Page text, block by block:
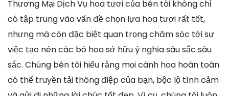
Thương Mại Dịch Vụ hoa tươi của bên tôi không chỉ
có tập trung vào vấn đề chọn lựa hoa tươi rất tốt,
nhưng mà còn đặc biệt quan trọng chăm sóc tới sự
việc tạo nên các bó hoa sở hữu ý nghĩa sâu sắc sâu
sắc. Chúng bên tôi hiểu rằng mọi cành hoa hoàn toàn
có thể truyền tải thông điệp của bạn, bộc lộ tình cảm